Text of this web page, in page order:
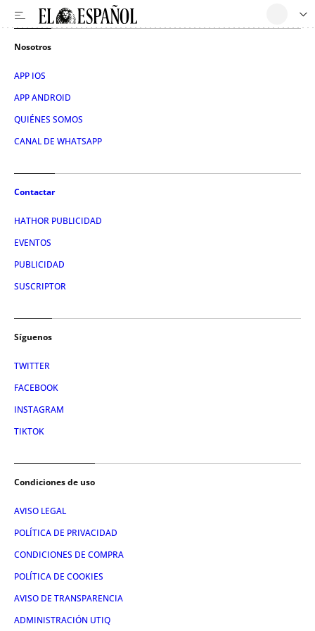
Nosotros
APP IOS
APP ANDROID
QUIÉNES SOMOS
CANAL DE WHATSAPP
Contactar
HATHOR PUBLICIDAD
EVENTOS
PUBLICIDAD
SUSCRIPTOR
Síguenos
TWITTER
FACEBOOK
INSTAGRAM
TIKTOK
Condiciones de uso
AVISO LEGAL
POLÍTICA DE PRIVACIDAD
CONDICIONES DE COMPRA
POLÍTICA DE COOKIES
AVISO DE TRANSPARENCIA
ADMINISTRACIÓN UTIQ